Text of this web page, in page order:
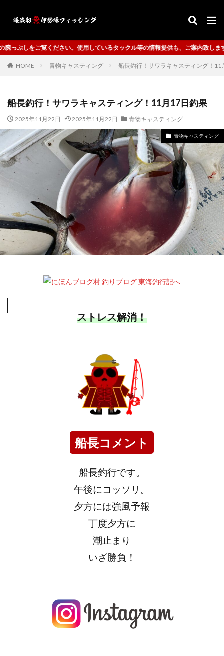
しているタックル等の情報提供も、ご案内致します。
HOME 青物キャスティング 船長釣行！サワラキャスティング！11
船長釣行！サワラキャスティング！11月17日釣果
2025年11月22日 2025年11月22日 青物キャスティング
青物キャスティング
ストレス解消！
船長コメント
船長釣行です。
午後にコッソリ。
夕方には強風予報
丁度夕方に
潮止まり
いざ勝負！